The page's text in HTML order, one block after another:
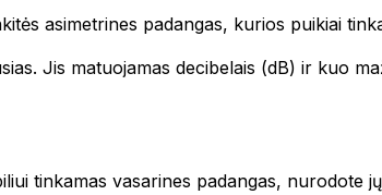
asimetrines padangas, kurios puikiai
Jis matuojamas decibelais (dB) ir kuo
tinkamas vasarines padangas, nurodote